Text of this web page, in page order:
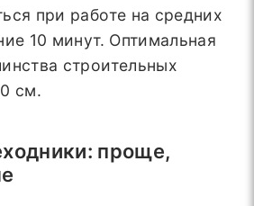
при работе на средних
10 минут. Оптимальная
строительных
см.
проще,